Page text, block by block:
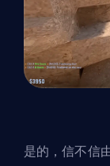
是的，信不信